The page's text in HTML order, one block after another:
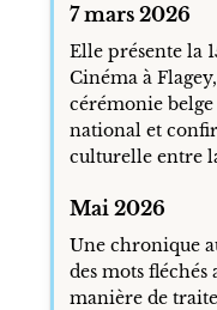
7 mars 2026
Elle présente la
Cinéma à
cérémonie
national et
culturelle entre
Mai 2026
Une chronique
des mots fléchés
manière de